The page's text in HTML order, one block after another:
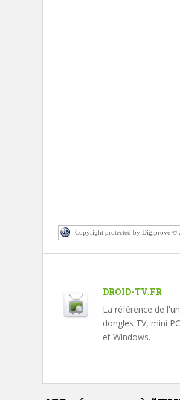
Copyright protected by Digiprove ©
DROID-TV.FR
La référence de
dongles TV, mini
et Windows.